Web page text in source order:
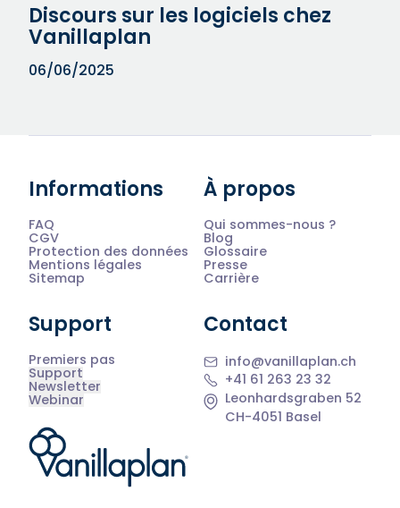
Discours sur les logiciels chez
Vanillaplan
06/06/2025
®
Informations
FAQ
CGV
Protection des données
Mentions légales
Sitemap
À propos
Qui sommes-nous ?
Blog
Glossaire
Presse
Carrière
Support
Premiers pas
Support
Newsletter
Webinar
Contact
info@vanillaplan.ch
+41 61 263 23 32
Leonhardsgraben 52
CH-4051 Basel